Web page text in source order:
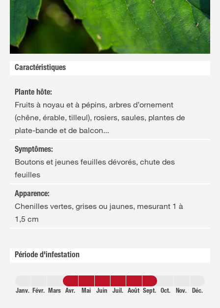
Caractéristiques
Plante hôte:
Fruits à noyau et à pépins, arbres d’ornement
(chêne, érable, tilleul), rosiers, saules, plantes de
plate-bande et de balcon...
Symptômes:
Boutons et jeunes feuilles dévorés, chute des
feuilles
Apparence:
Chenilles vertes, grises ou jaunes, mesurant 1 à
1,5 cm
Période d'infestation
Janv. Févr. Mars Avr. Mai Juin Juil. Août Sept. Oct. Nov. Déc.